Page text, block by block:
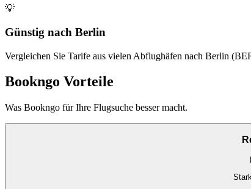
💡
Günstig nach Berlin
Vergleichen Sie Tarife aus vielen Abflughäfen nach Berlin
Bookngo Vorteile
Was Bookngo für Ihre Flugsuche besser macht.